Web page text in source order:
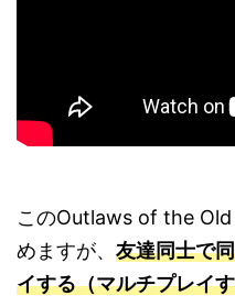
このOutlaws of the Old
めますが、 友達同士で
イする（マルチプレイ